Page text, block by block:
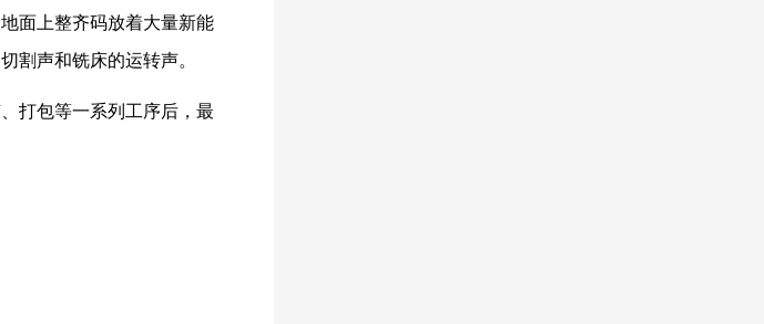
面上整齐码放着大量新能
割声和铣床的运转声。
打包等一系列工序后，最